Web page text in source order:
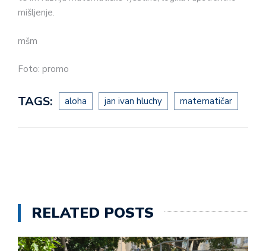
mišljenje.
mšm
Foto: promo
TAGS: aloha jan ivan hluchy matematičar
RELATED POSTS